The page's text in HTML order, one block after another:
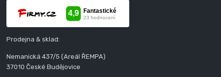
Prodejna & sklad:
Nemanická 437/5 (Areál ŘEMPA)
37010 České Budějovice